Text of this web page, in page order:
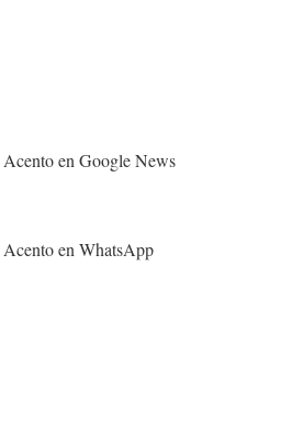
en Google News
Acento en WhatsApp